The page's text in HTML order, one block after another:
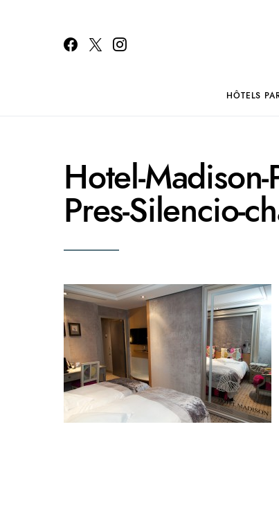
HÔTELS
Hotel-Madison-
Pres-Silencio-